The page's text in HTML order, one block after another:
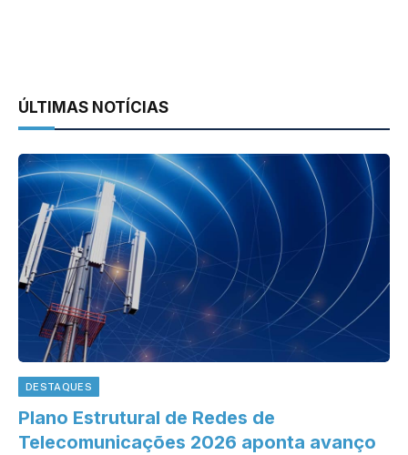
ÚLTIMAS NOTÍCIAS
DESTAQUES
Plano Estrutural de Redes de
Telecomunicações 2026 aponta avanço